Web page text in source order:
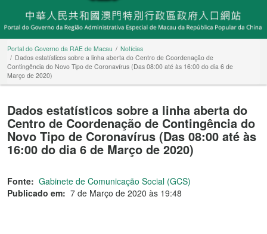
Portal do Governo da RAE de Macau
Notícias
Dados estatísticos sobre a linha aberta do Centro de Coordenação de
Contingência do Novo Tipo de Coronavírus (Das 08:00 até às 16:00 do dia 6 de
Março de 2020)
Dados estatísticos sobre a linha aberta do
Centro de Coordenação de Contingência do
Novo Tipo de Coronavírus (Das 08:00 até às
16:00 do dia 6 de Março de 2020)
Fonte: Gabinete de Comunicação Social (GCS)
Publicado em: 7 de Março de 2020 às 19:48